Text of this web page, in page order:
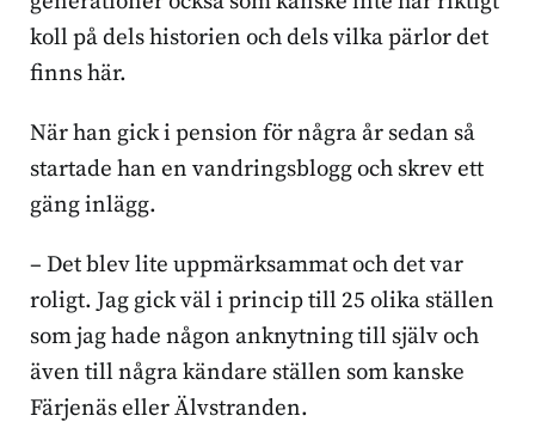
koll på dels historien och dels vilka pärlor det
finns här.
När han gick i pension för några år sedan så
startade han en vandringsblogg och skrev ett
gäng inlägg.
– Det blev lite uppmärksammat och det var
roligt. Jag gick väl i princip till 25 olika ställen
som jag hade någon anknytning till själv och
även till några kändare ställen som kanske
Färjenäs eller Älvstranden.